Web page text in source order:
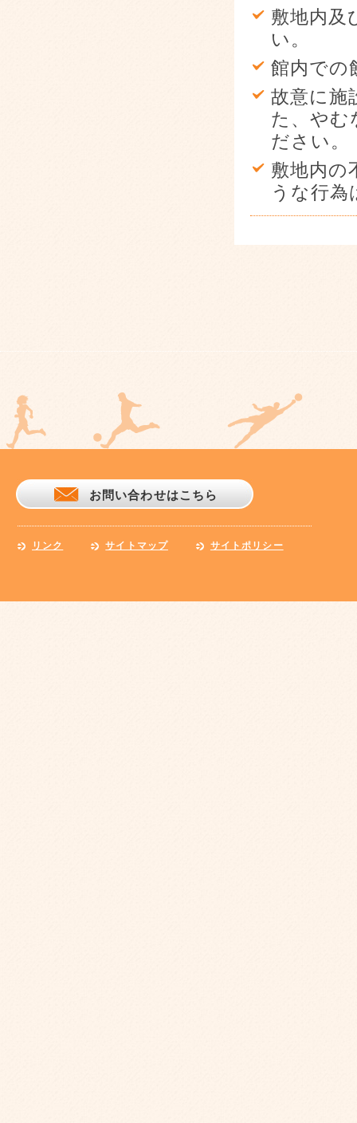
敷地内及
い。
館内での
故意に施
た、やむ
ださい。
敷地内の
うな行
お問い合わせはこちら
リンク サイトマップ サイトポリシー